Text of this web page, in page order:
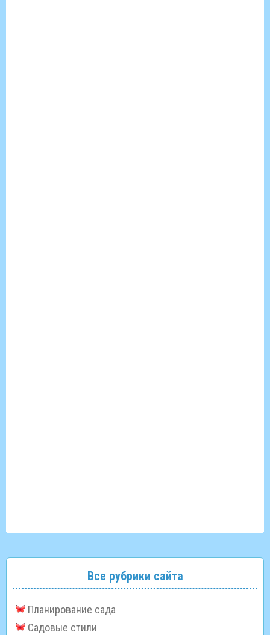
Все рубрики сайта
Планирование сада
Садовые стили